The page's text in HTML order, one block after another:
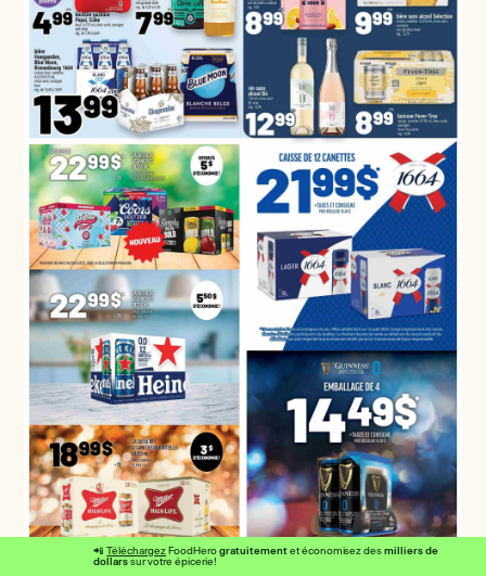
📲Téléchargez FoodHero gratuitementet économisez desmilliers de
dollars sur votre épicerie!